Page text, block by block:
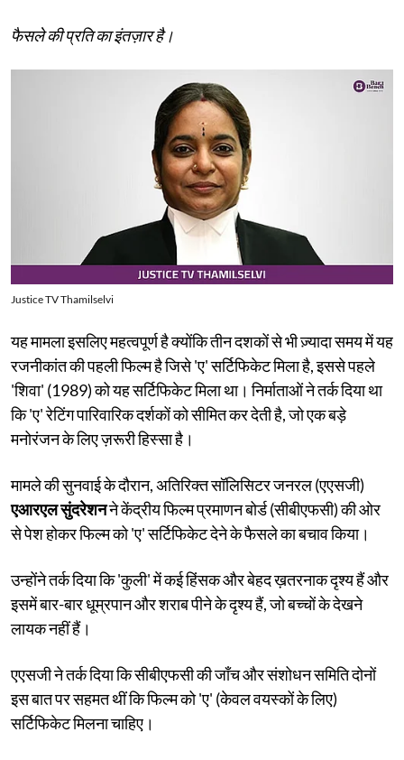
फैसले की प्रति का इंतज़ार है।
Justice TV Thamilselvi
यह मामला इसलिए महत्वपूर्ण है क्योंकि तीन दशकों से भी ज़्यादा समय में यह
रजनीकांत की पहली फिल्म है जिसे 'ए' सर्टिफिकेट मिला है, इससे पहले
'शिवा' (1989) को यह सर्टिफिकेट मिला था। निर्माताओं ने तर्क दिया था
कि 'ए' रेटिंग पारिवारिक दर्शकों को सीमित कर देती है, जो एक बड़े
मनोरंजन के लिए ज़रूरी हिस्सा है।
मामले की सुनवाई के दौरान, अतिरिक्त सॉलिसिटर जनरल (एएसजी)
एआरएल सुंदरेशनने केंद्रीय फिल्म प्रमाणन बोर्ड (सीबीएफसी) की ओर
से पेश होकर फिल्म को 'ए' सर्टिफिकेट देने के फैसले का बचाव किया।
उन्होंने तर्क दिया कि 'कुली' में कई हिंसक और बेहद ख़तरनाक दृश्य हैं और
इसमें बार-बार धूम्रपान और शराब पीने के दृश्य हैं, जो बच्चों के देखने
लायक नहीं हैं।
एएसजी ने तर्क दिया कि सीबीएफसी की जाँच और संशोधन समिति दोनों
इस बात पर सहमत थीं कि फिल्म को 'ए' (केवल वयस्कों के लिए)
सर्टिफिकेट मिलना चाहिए।